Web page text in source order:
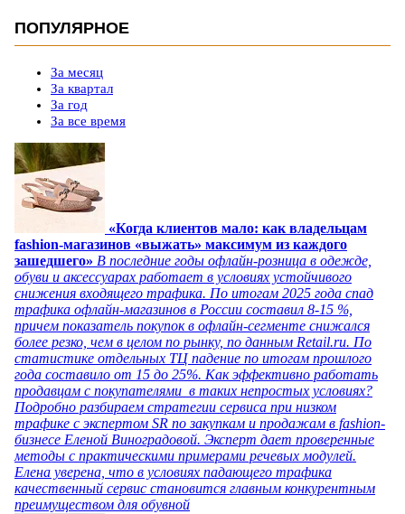
ПОПУЛЯРНОЕ
За месяц
За квартал
За год
За все время
«Когда клиентов мало: как владельцам
fashion-магазинов «выжать» максимум из каждого
зашедшего» В последние годы офлайн-розница в одежде,
обуви и аксессуарах работает в условиях устойчивого
снижения входящего трафика. По итогам 2025 года спад
трафика офлайн-магазинов в России составил 8-15 %,
причем показатель покупок в офлайн-сегменте снижался
более резко, чем в целом по рынку, по данным Retail.ru. По
статистике отдельных ТЦ падение по итогам прошлого
года составило от 15 до 25%. Как эффективно работать
продавцам с покупателями в таких непростых условиях?
Подробно разбираем стратегии сервиса при низком
трафике с экспертом SR по закупкам и продажам в fashion-
бизнесе Еленой Виноградовой. Эксперт дает проверенные
методы с практическими примерами речевых модулей.
Елена уверена, что в условиях падающего трафика
качественный сервис становится главным конкурентным
преимуществом для обувной